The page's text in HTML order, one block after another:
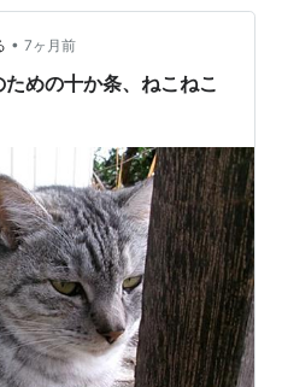
格剥奪。 宇宙のぼっちとな
地球にも監査が入りまし
太陽系内に侵入。 目に映る
…
• 7ヶ月前
ための十か条、ねこねこ